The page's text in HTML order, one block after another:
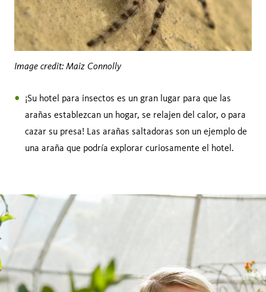
Image credit: Maiz Connolly
¡Su hotel para insectos es un gran lugar para que las
arañas establezcan un hogar, se relajen del calor, o para
cazar su presa! Las arañas saltadoras son un ejemplo de
una araña que podría explorar curiosamente el hotel.